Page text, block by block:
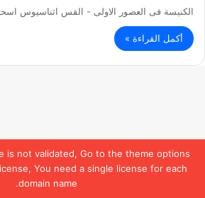
is not validated, Go to the theme options
You need a single license for each
domain name.
الكنيسة فى العصور الاولى - القس اثناسيوس
أكمل القراءة »